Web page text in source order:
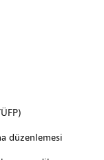
düzenlemesi